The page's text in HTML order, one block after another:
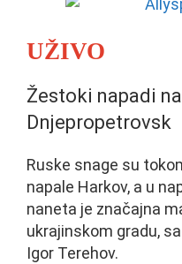
UŽIVO
Žestoki napadi
Dnjepropetrovsk
Ruske snage su
napale Harkov, a u
naneta je značajna
ukrajinskom gradu,
Igor Terehov.